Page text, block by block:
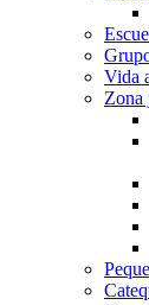
Vida
Zona